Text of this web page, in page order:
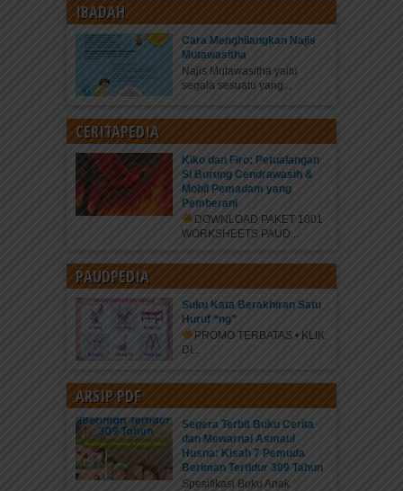
IBADAH
Cara Menghilangkan Najis
Mutawasitha
Najis Mutawasitha yaitu
segala sesuatu yang...
CERITAPEDIA
Kiko dan Firo: Petualangan
Si Burung Cendrawasih &
Mobil Pemadam yang
Pemberani
DOWNLOAD PAKET 1001
WORKSHEETS PAUD...
PAUDPEDIA
Suku Kata Berakhiran Satu
Huruf “ng”
PROMO TERBATAS • KLIK
DI...
ARSIP PDF
Segera Terbit Buku Cerita
dan Mewarnai Asmaul
Husna: Kisah 7 Pemuda
Beriman Tertidur 309 Tahun
Spesifikasi Buku Anak